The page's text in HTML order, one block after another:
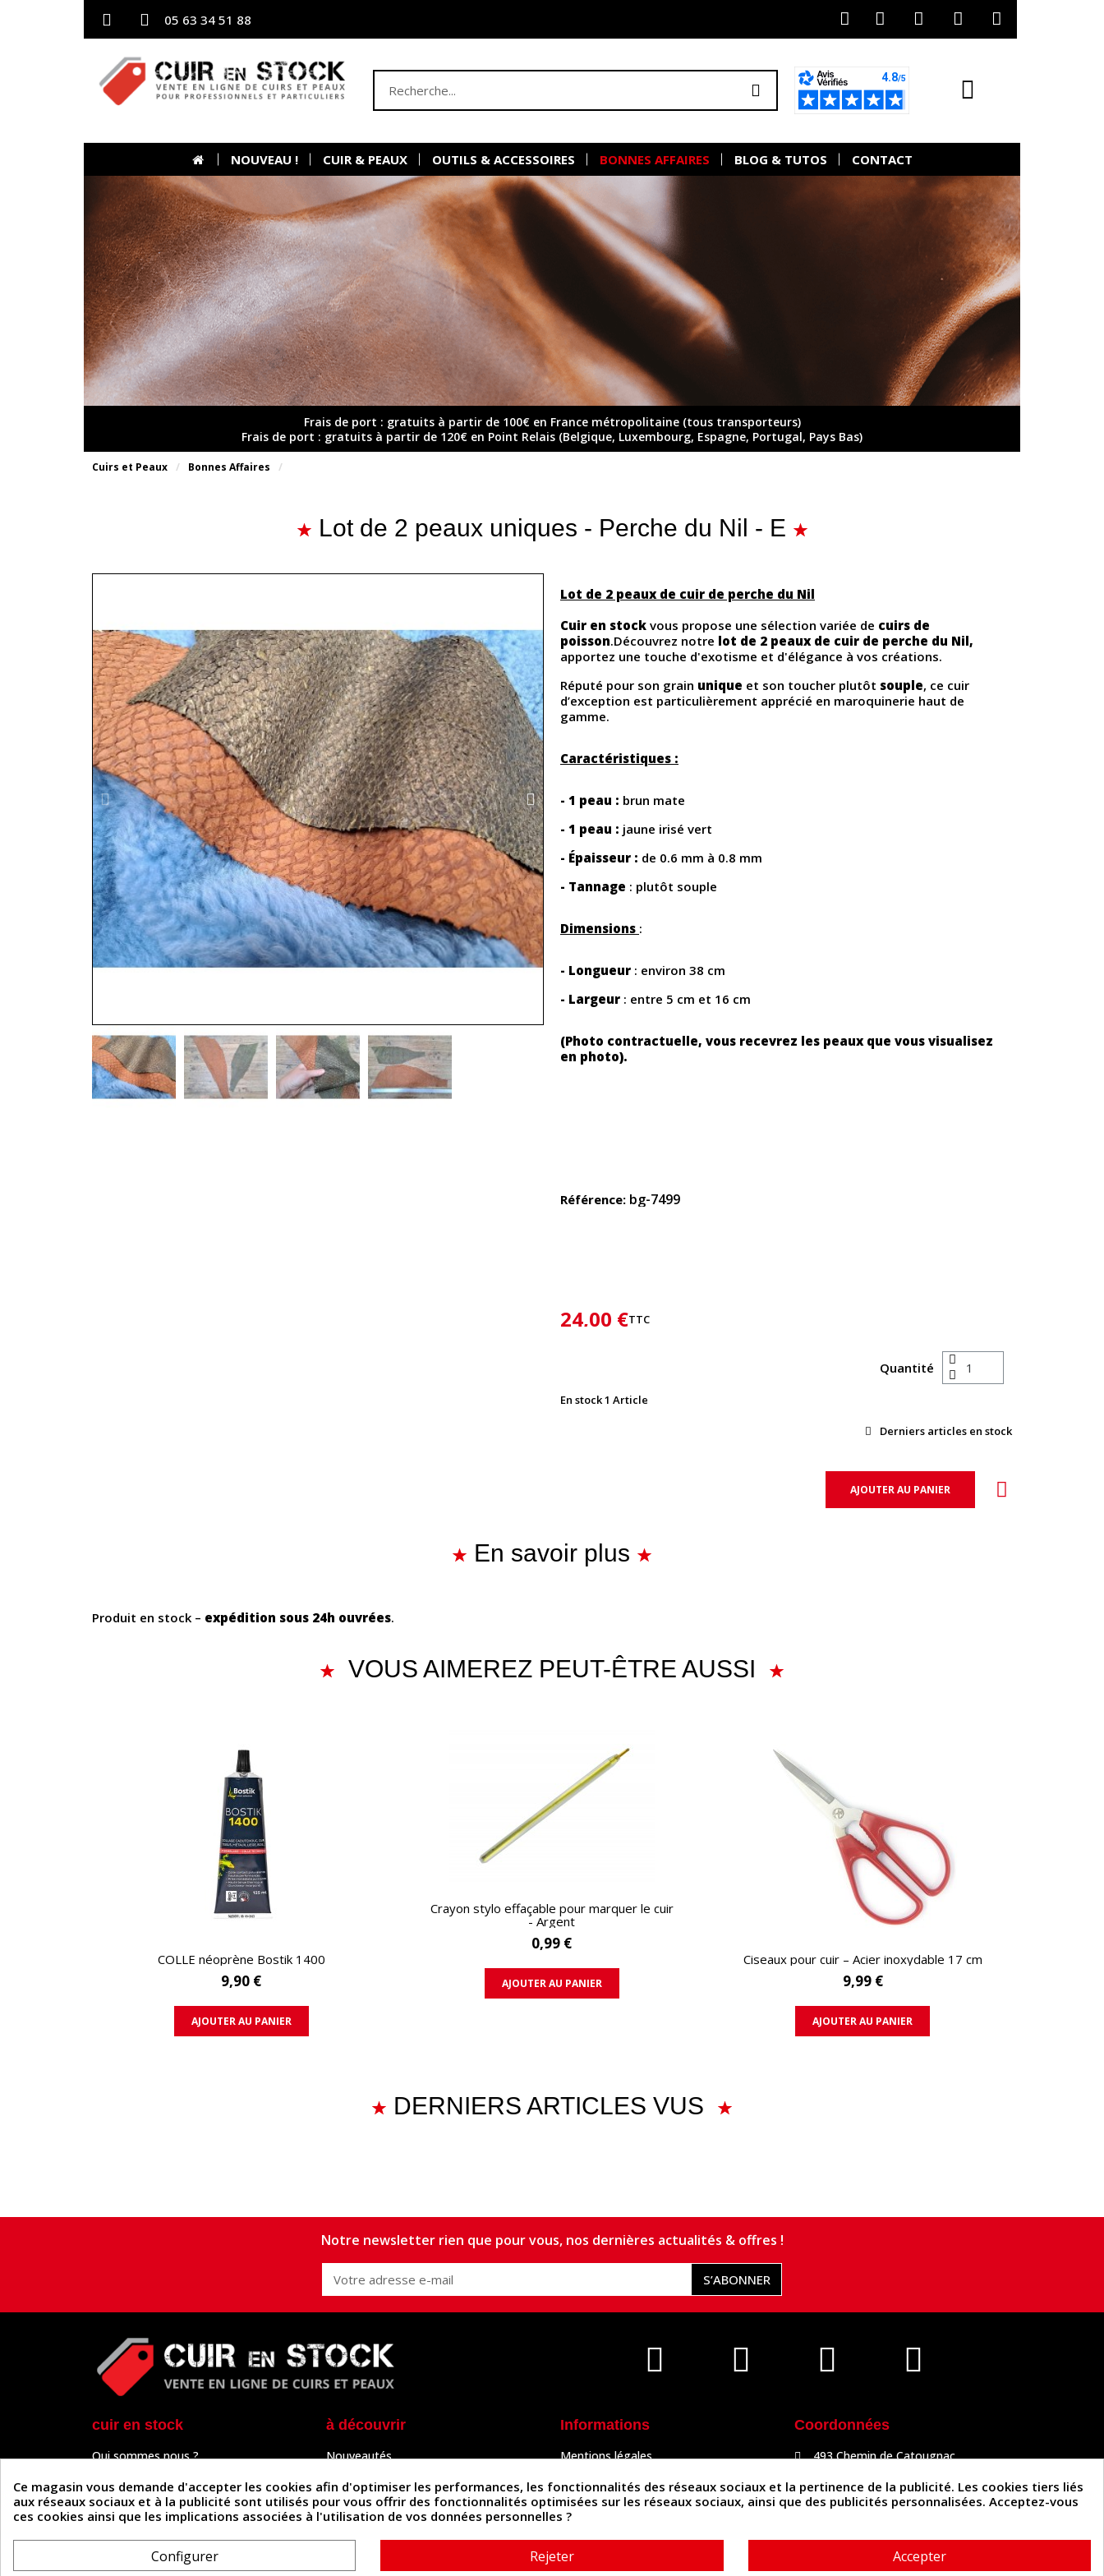
05 63 34 51 88
NOUVEAU ! CUIR & PEAUX OUTILS & ACCESSOIRES BONNES AFFAIRES BLOG & TUTOS CONTACT
Frais de port : gratuits à partir de 100€ en France métropolitaine (tous transporteurs)
Frais de port : gratuits à partir de 120€ en Point Relais (Belgique, Luxembourg, Espagne, Portugal, Pays Bas)
Cuirs et Peaux Bonnes Affaires
Lot de 2 peaux uniques - Perche du Nil - E
Lot de 2 peaux de cuir de perche du Nil
Cuir en stock vous propose une sélection variée de cuirs de
poisson.Découvrez notre lot de 2 peaux de cuir de perche du Nil,
apportez une touche d'exotisme et d'élégance à vos créations.
Réputé pour son grain unique et son toucher plutôt souple, ce cuir
d’exception est particulièrement apprécié en maroquinerie haut de
gamme.
Caractéristiques :
- 1 peau : brun mate
- 1 peau : jaune irisé vert
- Épaisseur : de 0.6 mm à 0.8 mm
- Tannage : plutôt souple
Dimensions :
- Longueur : environ 38 cm
- Largeur : entre 5 cm et 16 cm
(Photo contractuelle, vous recevrez les peaux que vous visualisez
en photo).
Référence bg-7499
24,00 €TTC
Quantité
En stock1 Article
Derniers articles en stock
AJOUTER AU PANIER
En savoir plus
Produit en stock – expédition sous 24h ouvrées.
VOUS AIMEREZ PEUT-ÊTRE AUSSI
APERÇU RAPIDE
COLLE néoprène Bostik 1400
9,90 €
AJOUTER AU PANIER
APERÇU RAPIDE
Crayon stylo effaçable pour marquer le cuir
- Argent
0,99 €
AJOUTER AU PANIER
APERÇU RAPIDE
Ciseaux pour cuir – Acier inoxydable 17 cm
9,99 €
AJOUTER AU PANIER
DERNIERS ARTICLES VUS
Notre newsletter rien que pour vous, nos dernières actualités & offres !
S’ABONNER
cuir en stock
Qui sommes nous ?
Paiement sécurisé
Un problème de connexion ?
Frais de livraison
Formulaire de rétractation
à découvrir
Nouveautés
Outils & Accessoires
Tutos
Actualités
Informations
Mentions légales
Politique de confidentialité
Politique des cookies
Contactez-nous
Coordonnées
493 Chemin de Catougnac
05 63 34 51 88
contact@cuirenstock.com
Ce magasin vous demande d'accepter les cookies afin d'optimiser les performances, les fonctionnalités des réseaux sociaux et la pertinence de la publicité. Les cookies tiers liés
aux réseaux sociaux et à la publicité sont utilisés pour vous offrir des fonctionnalités optimisées sur les réseaux sociaux, ainsi que des publicités personnalisées. Acceptez-vous
ces cookies ainsi que les implications associées à l'utilisation de vos données personnelles ?
Configurer Rejeter Accepter